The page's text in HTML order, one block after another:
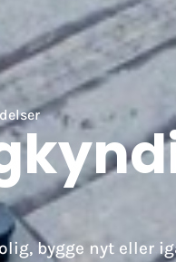
bygge nyt eller